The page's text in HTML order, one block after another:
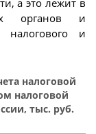
а это лежит в
органов и
налогового и
налоговой
налоговой
тыс. руб.